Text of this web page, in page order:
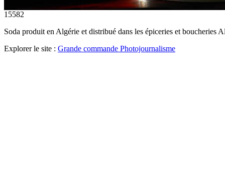
15582
Soda produit en Algérie et distribué dans les épiceries et
Explorer le site : Grande commande Photojournalisme